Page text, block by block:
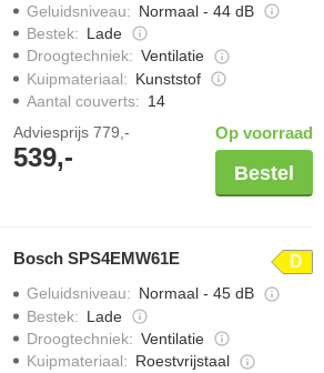
Geluidsniveau: Normaal - 44 dB
Bestek: Lade
Droogtechniek: Ventilatie
Kuipmateriaal: Kunststof
Aantal couverts: 14
Adviesprijs 779,-
539,-
Op voorraad
Bestel
Bosch SPS4EMW61E D
Geluidsniveau: Normaal - 45 dB
Bestek: Lade
Droogtechniek: Ventilatie
Kuipmateriaal: Roestvrijstaal